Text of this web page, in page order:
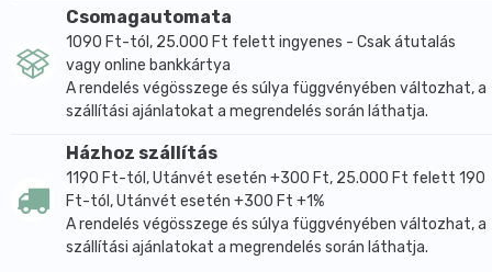
A magnézium létfontosságú és egyben egyik
legfontosabb mikrotápanyaga szervezetünknek.
Tanulmányok azonban azt mutatják, hogy nagyjából
70%-unk valamilyen mértékben magnéziumhiányos.
megnövekedett magnéziumigény kielégítésére
(stresszhelyzet, sport, stb.), ha emésztési
panaszokkal reagálunk a különféle
magnéziumforrások nagyobb dózisú, szájon át
történő pótlására.
Csomagautomata
1090 Ft-tól, 25.000 Ft felett ingyenes - Csak átutalás
vagy online bankkártya
A rendelés végösszege és súlya függvényében változhat, a
szállítási ajánlatokat a megrendelés során láthatja.
Házhoz szállítás
1190 Ft-tól, Utánvét esetén +300 Ft, 25.000 Ft felett 190
Ft-tól, Utánvét esetén +300 Ft +1%
A rendelés végösszege és súlya függvényében változhat, a
szállítási ajánlatokat a megrendelés során láthatja.